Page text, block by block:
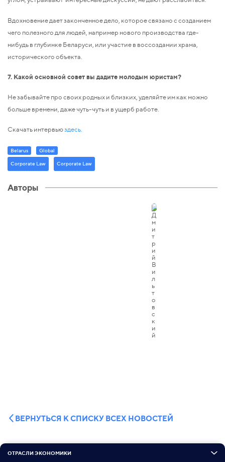
Вдохновение дает законченное дело, которое связано с созданием
чего полезного для людей, например нового производства где-
нибудь в глубинке Беларуси, или участие в воссоздании храма,
исторического объекта.
7. Какой основной совет вы дадите молодым юристам?
Не забывайте про своих родных и близких, уделяйте им как можно
больше времени, даже чуть-чуть и в ущерб работе.
Скачать интервьюздесь.
Belarus
Global
Corporate Law
Corporate Law
Авторы
ВЕРНУТЬСЯ К СПИСКУ ВСЕХ НОВОСТЕЙ
ОТРАСЛИ ЭКОНОМИКИ